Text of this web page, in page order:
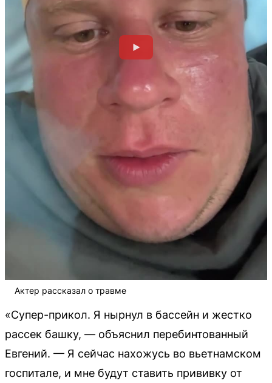
Актер рассказал о травме
«Супер-прикол. Я нырнул в бассейн и жестко
рассек башку, — объяснил перебинтованный
Евгений. — Я сейчас нахожусь во вьетнамском
госпитале, и мне будут ставить прививку от